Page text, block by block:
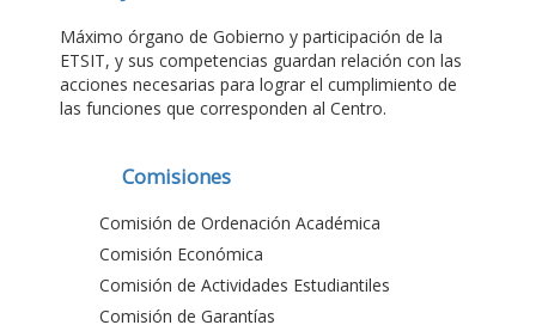
Máximo órgano de Gobierno y participación de la
ETSIT, y sus competencias guardan relación con las
acciones necesarias para lograr el cumplimiento de
las funciones que corresponden al Centro.
Comisiones
Comisión de Ordenación Académica
Comisión Económica
Comisión de Actividades Estudiantiles
Comisión de Garantías